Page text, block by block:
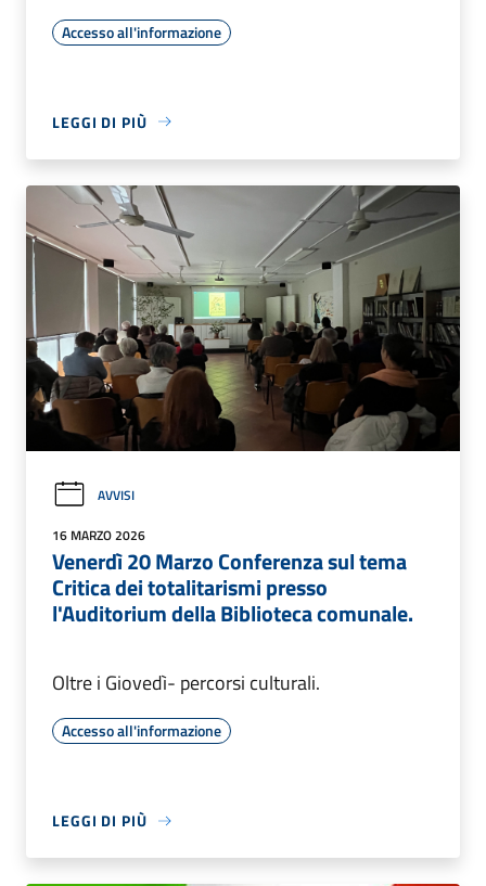
Accesso all'informazione
LEGGI DI PIÙ
AVVISI
16 MARZO 2026
Venerdì 20 Marzo Conferenza sul tema
Critica dei totalitarismi presso
l'Auditorium della Biblioteca comunale.
Oltre i Giovedì- percorsi culturali.
Accesso all'informazione
LEGGI DI PIÙ